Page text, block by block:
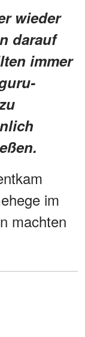
wieder
darauf
immer
im
machten